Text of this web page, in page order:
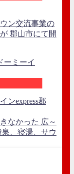
ン交流事業の
郡山市にて開
ンexpress郡
なかった 広～
、寝湯、サウ